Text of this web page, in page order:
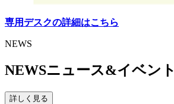
専用デスクの詳細はこちら
NEWS
NEWSニュース&イベント
詳しく見る